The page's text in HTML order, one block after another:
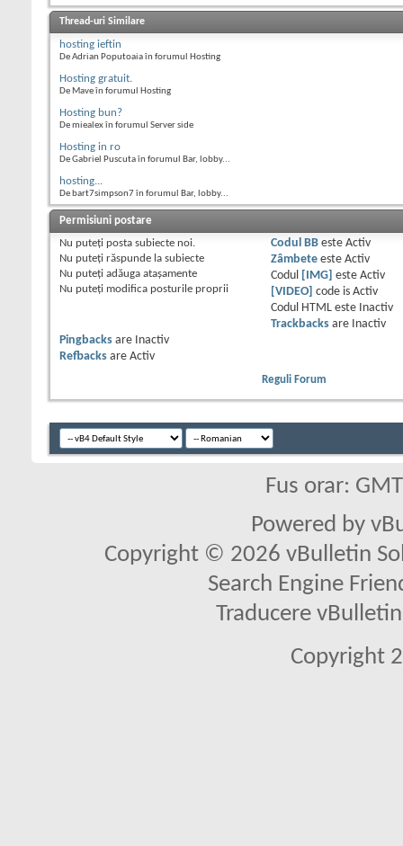
Thread-uri Similare
hosting ieftin
De Adrian Poputoaia în forumul Hosting
Hosting gratuit.
De Mave în forumul Hosting
Hosting bun?
De miealex în forumul Server side
Hosting in ro
De Gabriel Puscuta în forumul Bar, lobby...
hosting...
De bart7simpson7 în forumul Bar, lobby...
Permisiuni postare
Nu puteţi posta subiecte noi.
Nu puteţi răspunde la subiecte
Nu puteţi adăuga ataşamente
Nu puteţi modifica posturile proprii
Codul BBeste Activ
Zâmbeteeste Activ
Codul
[IMG] este Activ
[VIDEO] code is Activ
Codul HTML este
Inactiv
Trackbacksare
Inactiv
Pingbacks are
Inactiv
Refbacks are Activ
Reguli Forum
Fus orar:
Powered by
Copyright © 2026 vBulletin
Search Engine
Traducere
Copyright